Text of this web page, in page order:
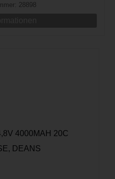
28898
4000MAH 20C
DEANS